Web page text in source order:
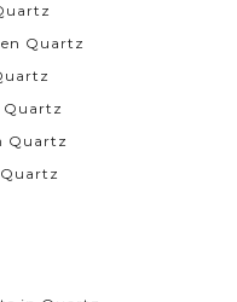
Quartz
Quartz
Quartz